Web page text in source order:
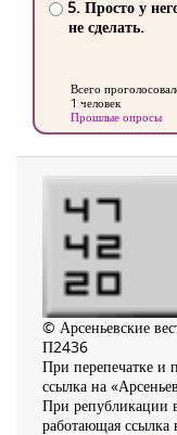
5. Просто у
не сделать.
Всего
1 человек
Прошлые опросы
© Арсеньевские
П2436
При перепечатке и
ссылка на
При републикации
работающая ссылка